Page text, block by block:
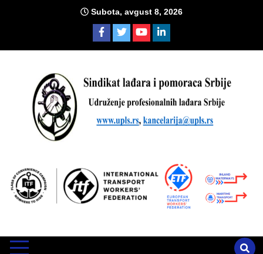
Subota, avgust 8, 2026
lađara i pomoraca Srbije